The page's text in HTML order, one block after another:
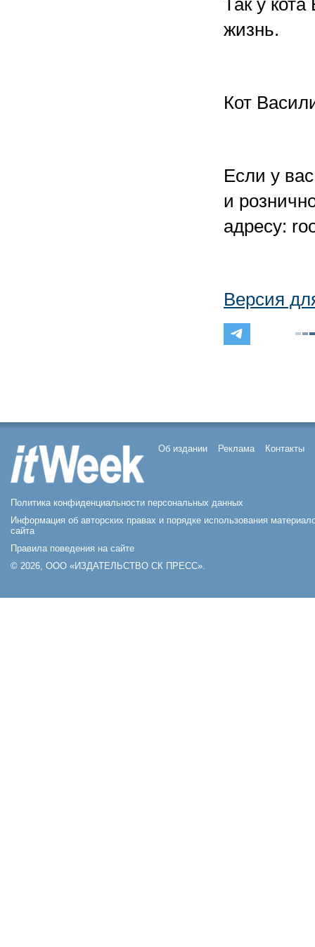
Так у
жизнь.
Кот
Если у
и
адресу:
Версия
Об издании Реклама Контакты
Политика конфиденциальности персональных данных
Информация об авторских правах и порядке использования
сайта
Правила поведения на сайте
© 2026, ООО «ИЗДАТЕЛЬСТВО СК ПРЕСС».